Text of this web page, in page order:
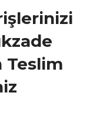
Teslim